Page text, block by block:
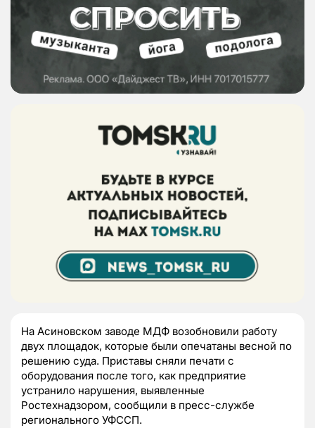
На Асиновском заводе МДФ возобновили работу
двух площадок, которые были опечатаны весной по
решению суда. Приставы сняли печати с
оборудования после того, как предприятие
устранило нарушения, выявленные
Ростехнадзором, сообщили в пресс-службе
регионального УФССП.